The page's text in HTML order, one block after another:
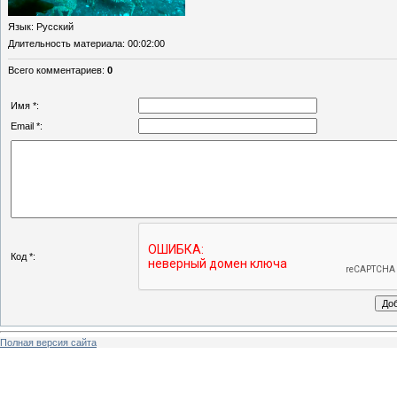
Язык: Русский
Длительность материала: 00:02:00
Всего комментариев: 0
Имя *:
Email *:
Код *:
Полная версия сайта